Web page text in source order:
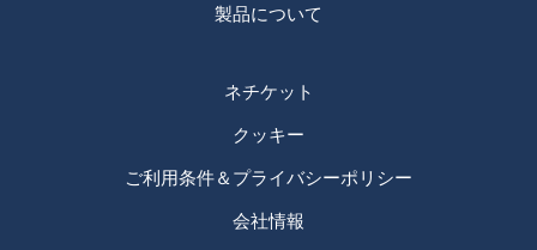
製品について
ネチケット
クッキー
ご利用条件＆プライバシーポリシー
会社情報